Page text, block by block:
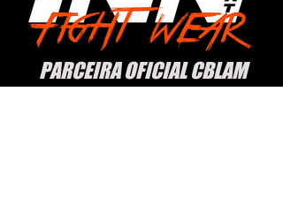
PARCEIRA OFICIAL CBLAM